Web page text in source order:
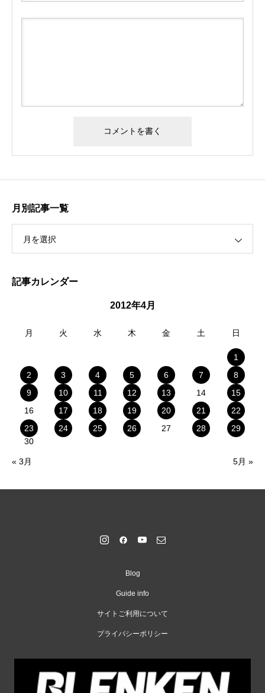
月別記事一覧
月を選択
記事カレンダー
2012年4月
月 火 水 木 金 土 日
1
2
3 4 5 6 7
8
9
10 11 12 13 14
15
16
17 18 19 20 21
22
23
24 25 26 27 28
29
30
« 3月 5月 »
Blog
Guide info
サイトご利用について
プライバシーポリシー